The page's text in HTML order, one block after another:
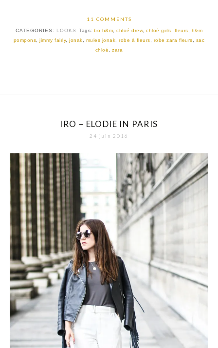
11 COMMENTS
CATEGORIES: LOOKS Tags: bo h&m chloé drew, chloé girls fleurs
h&m
pompons ,jimmy fairly,jonak mules jonak ,robe à fleurs robe zara fleurs
sac
chloé
,zara
IRO – ELODIE IN PARIS
24 juin 2016